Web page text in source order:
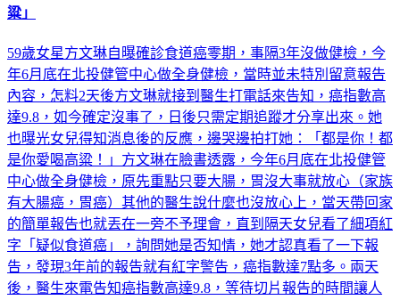
粱」
59歲女星方文琳自曝確診食道癌零期，事隔3年沒做健檢，今
年6月底在北投健管中心做全身健檢，當時並未特別留意報告
內容，怎料2天後方文琳就接到醫生打電話來告知，癌指數高
達9.8，如今確定沒事了，日後只需定期追蹤才分享出來。她
也曝光女兒得知消息後的反應，邊哭邊拍打她：「都是你！都
是你愛喝高粱！」方文琳在臉書透露，今年6月底在北投健管
中心做全身健檢，原先重點只要大腸，胃沒大事就放心（家族
有大腸癌，胃癌）其他的醫生說什麼也沒放心上，當天帶回家
的簡單報告也就丟在一旁不予理會，直到隔天女兒看了細項紅
字「疑似食道癌」，詢問她是否知情，她才認真看了一下報
告，發現3年前的報告就有紅字警告，癌指數達7點多。兩天
後，醫生來電告知癌指數高達9.8，等待切片報告的時間讓人